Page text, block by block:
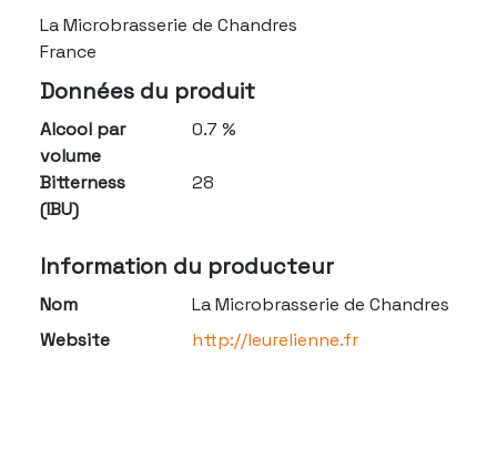
La Microbrasserie de Chandres
France
Données du produit
Alcool par
volume
0.7 %
Bitterness
(IBU)
28
Information du producteur
Nom
La Microbrasserie de Chandres
Website
http://leurelienne.fr